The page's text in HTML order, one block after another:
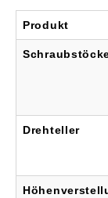
Produkt
Drehteller